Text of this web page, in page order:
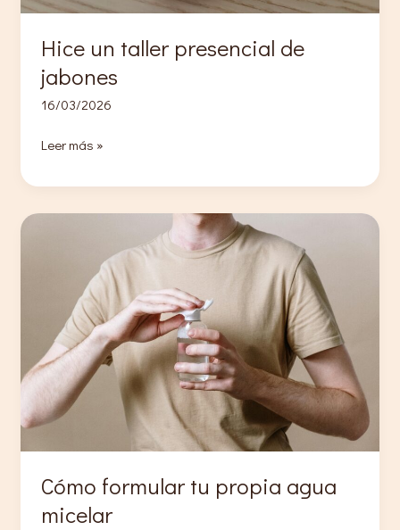
Hice un taller presencial de
jabones
16/03/2026
Hice
taller
Leer más »
Cómo formular tu propia agua
micelar